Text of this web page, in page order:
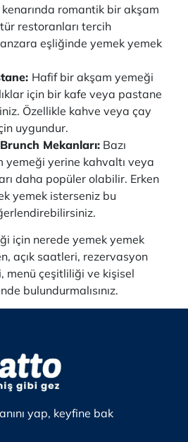
romantik bir akşam
restoranları tercih
eşliğinde yemek yemek
Hafif bir akşam yemeği
için bir kafe veya pastane
Özellikle kahve veya çay
uygundur.
Mekanları: Bazı
yemeği yerine kahvaltı veya
daha popüler olabilir. Erken
yemek isterseniz bu
için nerede yemek yemek
açık saatleri, rezervasyon
menü çeşitliliği ve kişisel
bulundurmalısınız.
yap, keyfine bak